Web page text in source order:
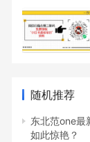
随机推荐
东北范one最
如此惊艳？